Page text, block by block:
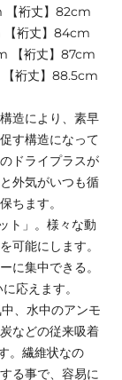
【裄丈】82cm
【裄丈】84cm
【裄丈】87cm
裄丈】88.5cm
造により、素早
す構造になって
ドライプラスが
外気がいつも循
ちます。
ト」。様々な動
可能にします。
に集中できる。
応えます。
、水中のアンモ
などの従来吸着
。繊維状なの
る事で、容易に